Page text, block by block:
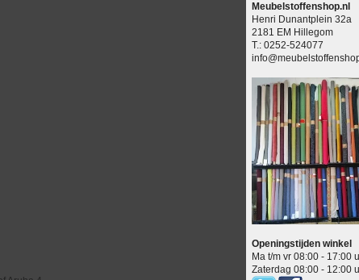
Meubelstoffenshop.nl
Henri Dunantplein 32a
2181 EM Hillegom
T.: 0252-524077
Openingstijden winkel
Ma t/m vr 08:00 - 17:00
Zaterdag 08:00 - 12:00